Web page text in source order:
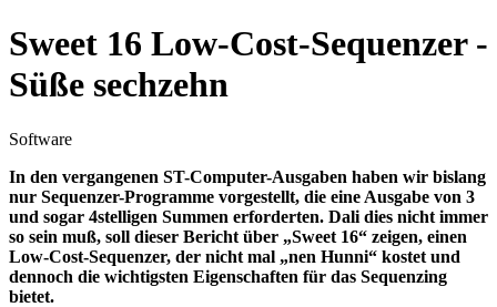
Sweet 16 Low-Cost-Sequenzer -
Süße sechzehn
Software
In den vergangenen ST-Computer-Ausgaben haben wir bislang
nur Sequenzer-Programme vorgestellt, die eine Ausgabe von 3
und sogar 4stelligen Summen erforderten. Dali dies nicht immer
so sein muß, soll dieser Bericht über „Sweet 16“ zeigen, einen
Low-Cost-Sequenzer, der nicht mal „nen Hunni“ kostet und
dennoch die wichtigsten Eigenschaften für das Sequenzing
bietet.